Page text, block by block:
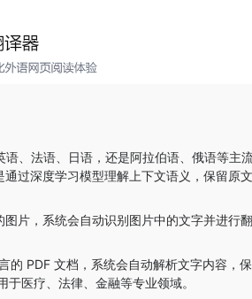
、法语、日语，还是阿拉伯语、俄语等主
过深度学习模型理解上下文语义，保留原
片，系统会自动识别图片中的文字并进行
的 PDF 文档，系统会自动解析文字内容，
医疗、法律、金融等专业领域。